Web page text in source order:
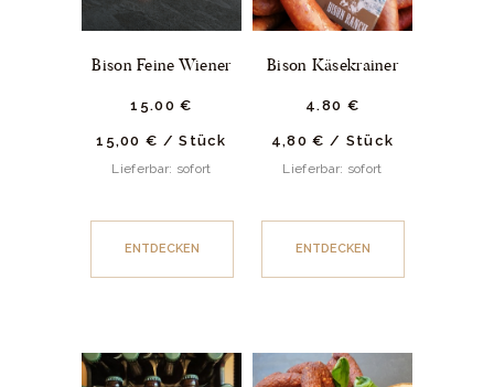
Bison Feine Wiener
15.00 €
15,00€ /Stück
Lieferbar: sofort
ENTDECKEN
Bison Käsekrainer
4. 80 €
4,80€ / Stück
Lieferbar: sofort
ENTDECKEN